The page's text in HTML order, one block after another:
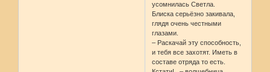
усомнилась Светла.
Блиска серьёзно закивала,
глядя очень честными
глазами.
– Раскачай эту способность,
и тебя все захотят. Иметь в
составе отряда то есть.